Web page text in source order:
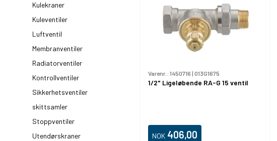
Kulekraner
Kuleventiler
Luftventil
Membranventiler
Radiatorventiler
Kontrollventiler
Sikkerhetsventiler
skittsamler
Stoppventiler
Utendørskraner
Varenr.: 1450716 | 013G1675
1/2" Ligeløbende RA-G 15 ventil
NOK 406,00